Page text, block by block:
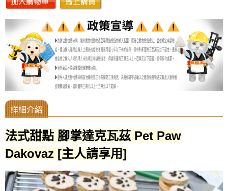
法式甜點 腳掌達克瓦茲 Pet Paw
Dakovaz [主人請享用]